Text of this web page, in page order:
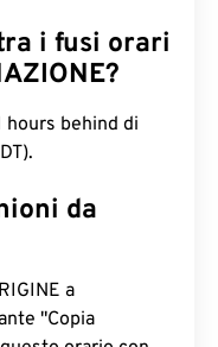
i fusi orari
hours behind di
da
a
"Copia